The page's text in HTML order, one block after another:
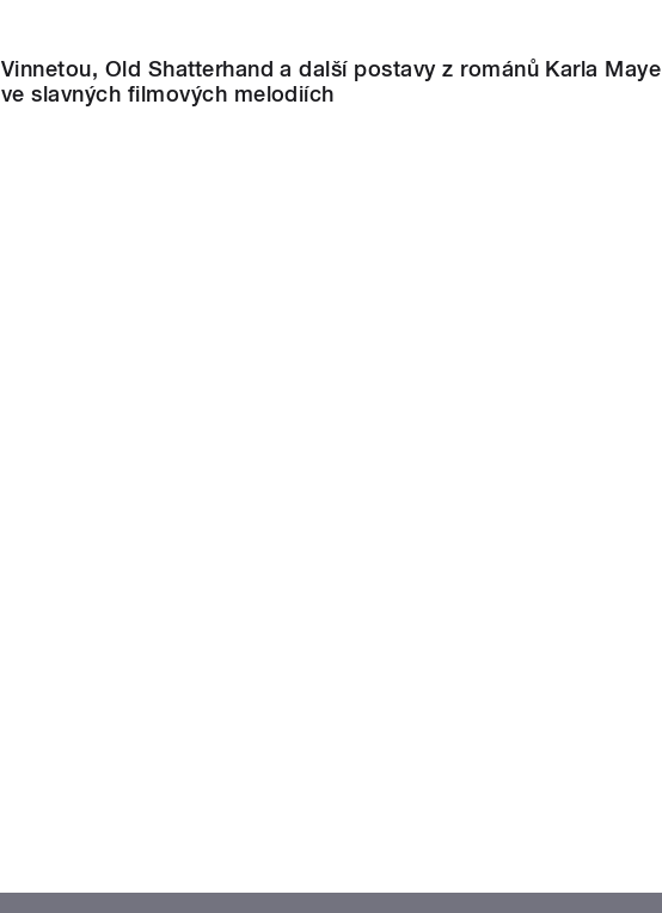
Vinnetou, Old Shatterhand a další postavy z románů Karla Maye
ve slavných filmových melodiích